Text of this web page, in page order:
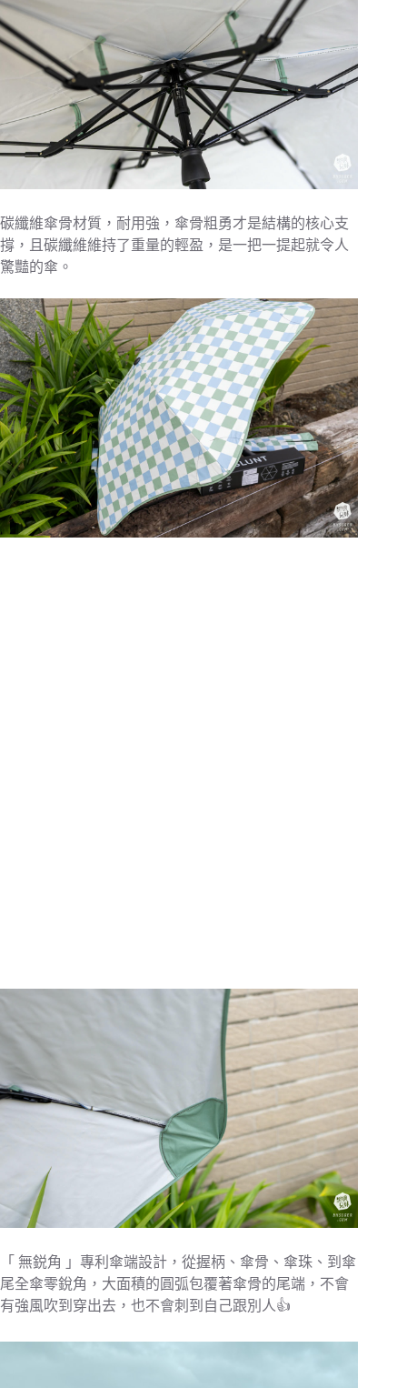
碳纖維傘骨材質，耐用強，傘骨粗勇才是結構的核心支
撐，且碳纖維維持了重量的輕盈，是一把一提起就令人
驚豔的傘。
「 無鋭角 」專利傘端設計，從握柄、傘骨、傘珠、到傘
尾全傘零銳角，大面積的圓弧包覆著傘骨的尾端，不會
有強風吹到穿出去，也不會刺到自己跟別人👍